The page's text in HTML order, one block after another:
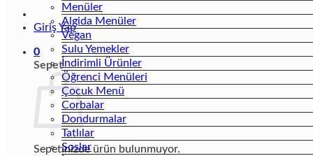
Giriş Yap
0
Sepet
Sepetinizde ürün bulunmuyor.
Menüler
Algida Menüler
Vegan
Sulu Yemekler
İndirimli Ürünler
Öğrenci Menüleri
Çocuk Menü
Corbalar
Dondurmalar
Tatlılar
Soslar